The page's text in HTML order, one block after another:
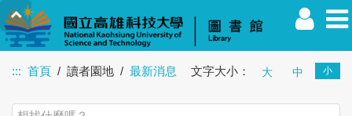
教職員 學生 校友 其他 訪客
::: 首頁 讀者園地 最新消息 文字大小： 大 中 小